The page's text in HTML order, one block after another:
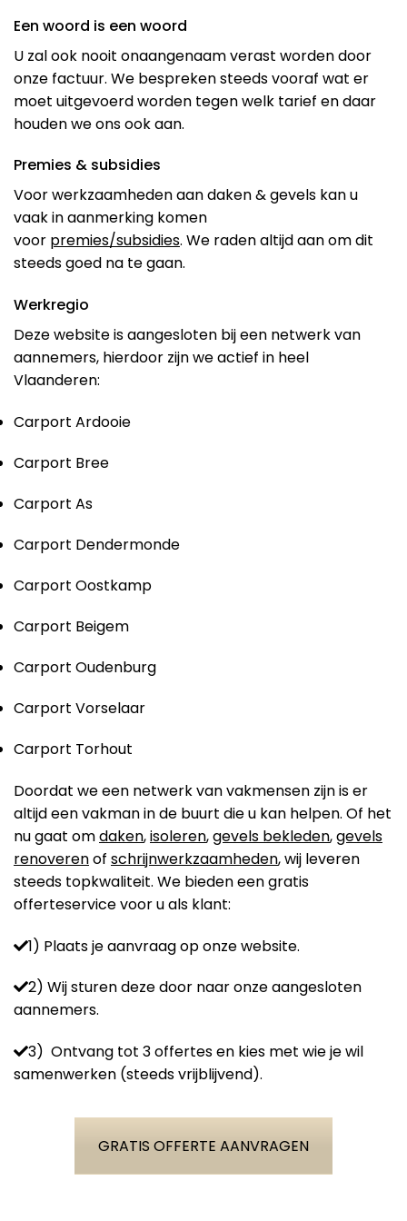
Een woord is een woord
U zal ook nooit onaangenaam verast worden door
onze factuur. We bespreken steeds vooraf wat er
moet uitgevoerd worden tegen welk tarief en daar
houden we ons ook aan.
Premies & subsidies
Voor werkzaamheden aan daken & gevels kan u
vaak in aanmerking komen
voor premies/subsidies. We raden altijd aan om dit
steeds goed na te gaan.
Werkregio
Deze website is aangesloten bij een netwerk van
aannemers, hierdoor zijn we actief in heel
Vlaanderen:
Carport Ardooie
Carport Bree
Carport As
Carport Dendermonde
Carport Oostkamp
Carport Beigem
Carport Oudenburg
Carport Vorselaar
Carport Torhout
Doordat we een netwerk van vakmensen zijn is er
altijd een vakman in de buurt die u kan helpen. Of het
nu gaat omdaken,isoleren,gevels bekleden,gevels
renoverenof schrijnwerkzaamheden, wij leveren
steeds topkwaliteit. We bieden een gratis
offerteservice voor u als klant:
1) Plaats je aanvraag op onze website.
2) Wij sturen deze door naar onze aangesloten
aannemers.
3) Ontvang tot 3 offertes en kies met wie je wil
samenwerken (steeds vrijblijvend).
GRATIS OFFERTE AANVRAGEN